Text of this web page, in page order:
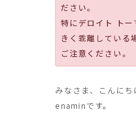
ださい。
特にデロイト ト
きく乖離している
ご注意ください。
みなさま、こんにち
enaminです。